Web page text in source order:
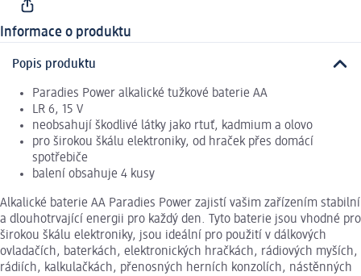
Informace o produktu
Popis produktu
Paradies Power alkalické tužkové baterie AA
LR 6, 15 V
neobsahují škodlivé látky jako rtuť, kadmium a olovo
pro širokou škálu elektroniky, od hraček přes domácí
spotřebiče
balení obsahuje 4 kusy
Alkalické baterie AA Paradies Power zajistí vašim zařízením stabilní
a dlouhotrvající energii pro každý den. Tyto baterie jsou vhodné pro
širokou škálu elektroniky, jsou ideální pro použití v dálkových
ovladačích, baterkách, elektronických hračkách, rádiových myších,
rádiích, kalkulačkách, přenosných herních konzolích, nástěnných